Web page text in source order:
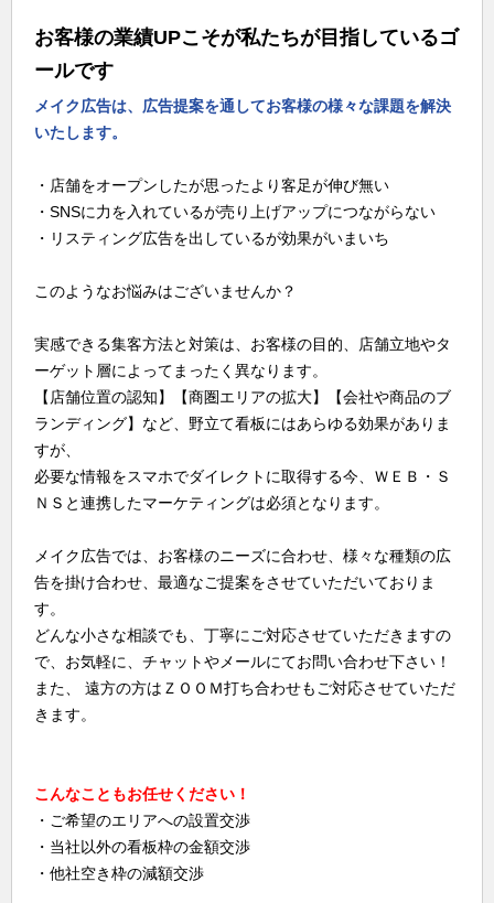
お客様の業績UPこそが私たちが目指しているゴ
ールです
メイク広告は、広告提案を通してお客様の様々な課題を解決
いたします。
・店舗をオープンしたが思ったより客足が伸び無い
・SNSに力を入れているが売り上げアップにつながらない
・リスティング広告を出しているが効果がいまいち
このようなお悩みはございませんか？
実感できる集客方法と対策は、お客様の目的、店舗立地やタ
ーゲット層によってまったく異なります。
【店舗位置の認知】【商圏エリアの拡大】【会社や商品のブ
ランディング】など、野立て看板にはあらゆる効果がありま
すが、
必要な情報をスマホでダイレクトに取得する今、ＷＥＢ・Ｓ
ＮＳと連携したマーケティングは必須となります。
メイク広告では、お客様のニーズに合わせ、様々な種類の広
告を掛け合わせ、最適なご提案をさせていただいておりま
す。
どんな小さな相談でも、丁寧にご対応させていただきますの
で、お気軽に、チャットやメールにてお問い合わせ下さい！
また、 遠方の方はＺＯＯＭ打ち合わせもご対応させていただ
きます。
こんなこともお任せください！
・ご希望のエリアへの設置交渉
・当社以外の看板枠の金額交渉
・他社空き枠の減額交渉